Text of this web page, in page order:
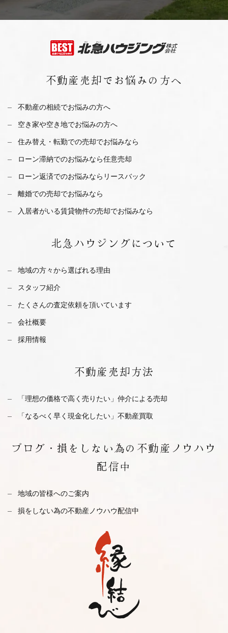
不動産売却で お悩みの方へ
不動産の相続でお悩みの方へ
空き家や空き地でお悩みの方へ
住み替え・転勤での売却でお悩みなら
ローン滞納でのお悩みなら任意売却
ローン返済でのお悩みならリースバック
離婚での売却でお悩みなら
入居者がいる賃貸物件の売却でお悩みなら
北急ハウジングについて
地域の方々から選ばれる理由
スタッフ紹介
たくさんの査定依頼を頂いています
会社概要
採用情報
不動産 売却方法
「理想の価格で高く売りたい」仲介による売却
「なるべく早く現金化したい」不動産買取
ブログ・ 損をしない為の不動産ノウハウ
配信中
地域の皆様へのご案内
損をしない為の不動産ノウハウ配信中